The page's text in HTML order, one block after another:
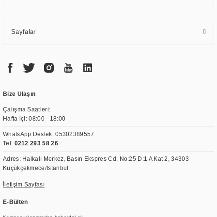
Sayfalar
Bize Ulaşın
Çalışma Saatleri:
Hafta içi: 08:00 - 18:00
WhatsApp Destek:05302389557
Tel: 0212 293 58 26
Adres: Halkalı Merkez, Basın Ekspres Cd. No:25 D:1 A Kat 2, 34303
Küçükçekmece/İstanbul
İletişim Sayfası
E-Bülten